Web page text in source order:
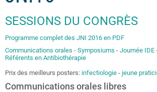
SESSIONS DU CONGRÈS
Programme complet des JNI 2016 en PDF
Communications orales - Symposiums - Journée IDE
Référents en Antibiothérapie
Prix des meilleurs posters: infectiologie - jeune
Communications orales libres